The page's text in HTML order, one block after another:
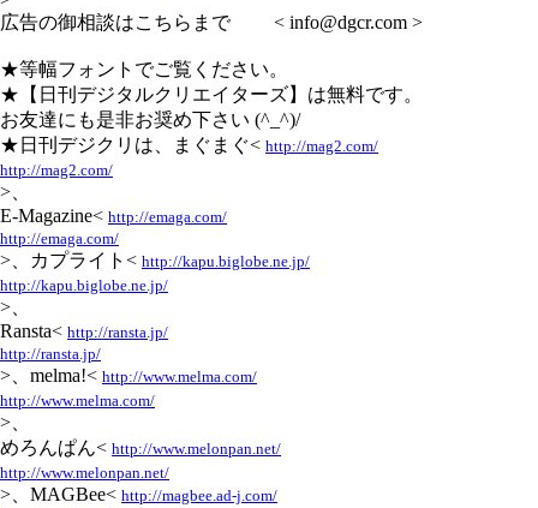
広告の御相談はこちらまで < info@dgcr.com >
★等幅フォントでご覧ください。
★【日刊デジタルクリエイターズ】は無料です。
お友達にも是非お奨め下さい (^_^)/
★日刊デジクリは、まぐまぐ< http://mag2.com/
http://mag2.com/
>、
E-Magazine< http://emaga.com/
http://emaga.com/
>、カプライト< http://kapu.biglobe.ne.jp/
http://kapu.biglobe.ne.jp/
>、
Ransta< http://ransta.jp/
http://ransta.jp/
>、melma!< http://www.melma.com/
http://www.melma.com/
>、
めろんぱん< http://www.melonpan.net/
http://www.melonpan.net/
>、MAGBee< http://magbee.ad-j.com/